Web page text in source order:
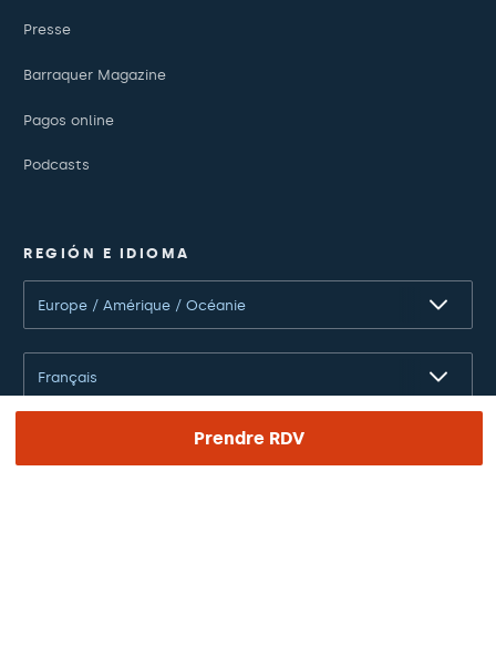
Prendre RDV
Presse
Barraquer Magazine
Pagos online
Podcasts
REGIÓN E IDIOMA
Europe / Amérique / Océanie
Français